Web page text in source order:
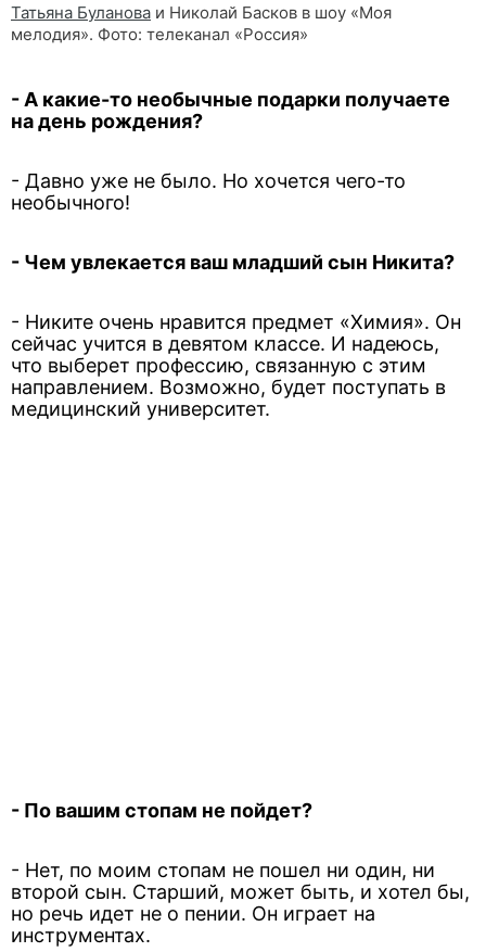
Татьяна Буланова и Николай Басков в шоу «Моя
мелодия». Фото: телеканал «Россия»
- А какие-то необычные подарки получаете
на день рождения?
- Давно уже не было. Но хочется чего-то
необычного!
- Чем увлекается ваш младший сын Никита?
- Никите очень нравится предмет «Химия». Он
сейчас учится в девятом классе. И надеюсь,
что выберет профессию, связанную с этим
направлением. Возможно, будет поступать в
медицинский университет.
- По вашим стопам не пойдет?
- Нет, по моим стопам не пошел ни один, ни
второй сын. Старший, может быть, и хотел бы,
но речь идет не о пении. Он играет на
инструментах.